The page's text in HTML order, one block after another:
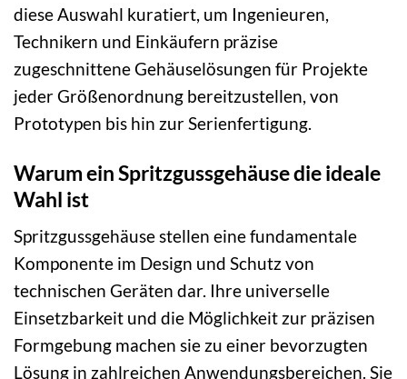
diese Auswahl kuratiert, um Ingenieuren,
Technikern und Einkäufern präzise
zugeschnittene Gehäuselösungen für Projekte
jeder Größenordnung bereitzustellen, von
Prototypen bis hin zur Serienfertigung.
Warum ein Spritzgussgehäuse die ideale
Wahl ist
Spritzgussgehäuse stellen eine fundamentale
Komponente im Design und Schutz von
technischen Geräten dar. Ihre universelle
Einsetzbarkeit und die Möglichkeit zur präzisen
Formgebung machen sie zu einer bevorzugten
Lösung in zahlreichen Anwendungsbereichen. Sie